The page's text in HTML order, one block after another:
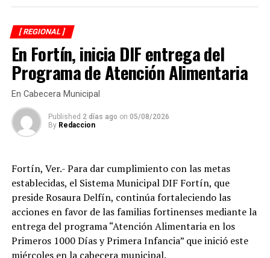
mayores, quienes previamente se sometieron a
valoraciones visuales para determinar la graduación
adecuada y recibir lentes acordes a sus necesidades.
El presidente del organismo asistencial señaló que una
buena salud visual es fundamental para el aprendizaje
de los estudiantes, el desempeño de quienes trabajan y
la autonomía de las personas adultas mayores, por lo
que refrendó el compromiso de continuar impulsando
programas que mejoren el bienestar de las familias
Los beneficiarios agradecieron el apoyo otorgado por el
DIF Municipal, ya que para muchas familias el costo de
unos lentes representa un gasto difícil de solventar, por
lo que este programa les permitió acceder de manera
gratuita a un instrumento indispensable para sus
actividades diarias.
[ REGIONAL ]
En Fortín, inicia DIF entrega del
Programa de Atención Alimentaria
En Cabecera Municipal
Published 2 días ago on 05/08/2026
By Redaccion
Fortín, Ver.- Para dar cumplimiento con las metas
establecidas, el Sistema Municipal DIF Fortín, que
preside Rosaura Delfín, continúa fortaleciendo las
acciones en favor de las familias fortinenses mediante la
entrega del programa “Atención Alimentaria en los
Primeros 1000 Días y Primera Infancia” que inició este
miércoles en la cabecera municipal.